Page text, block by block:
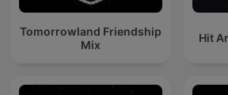
Tomorrowland Friendship
Mix
Hit